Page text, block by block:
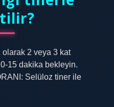
olarak 2 veya 3 kat
15 dakika bekleyin.
Selüloz tiner ile